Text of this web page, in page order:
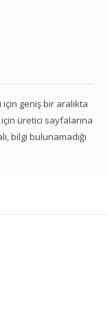
geniş bir aralıkta
üretici sayfalarına
bilgi bulunamadığı